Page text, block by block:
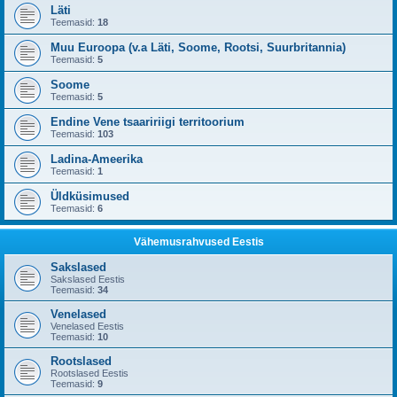
Läti
Teemasid: 18
Muu Euroopa (v.a Läti, Soome, Rootsi, Suurbritannia)
Teemasid: 5
Soome
Teemasid: 5
Endine Vene tsaaririigi territoorium
Teemasid: 103
Ladina-Ameerika
Teemasid: 1
Üldküsimused
Teemasid: 6
Vähemusrahvused Eestis
Sakslased
Sakslased Eestis
Teemasid: 34
Venelased
Venelased Eestis
Teemasid: 10
Rootslased
Rootslased Eestis
Teemasid: 9